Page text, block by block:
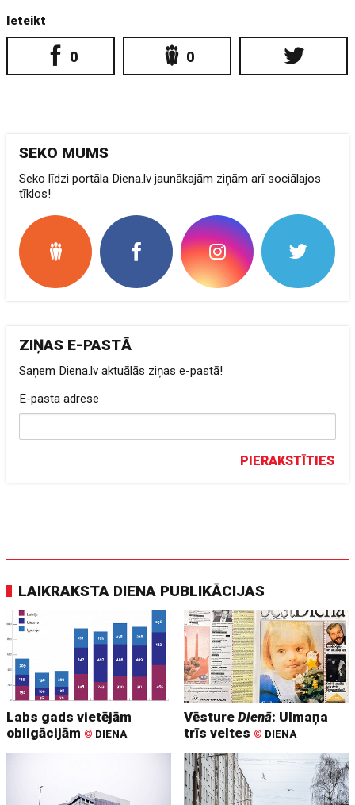
Ieteikt
0 0
SEKO MUMS
Seko līdzi portāla Diena.lv jaunākajām ziņām arī sociālajos
tīklos!
ZIŅAS E-PASTĀ
Saņem Diena.lv aktuālās ziņas e-pastā!
E-pasta adrese
PIERAKSTĪTIES
LAIKRAKSTA DIENA PUBLIKĀCIJAS
Labs gads vietējām
obligācijām © DIENA
VēstureDienā: Ulmaņa
trīs veltes © DIENA